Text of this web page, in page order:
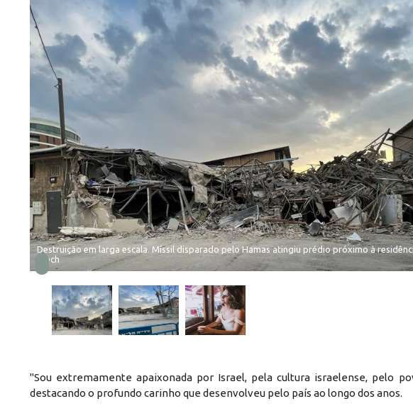
Destruição em larga escala. Míssil disparado pelo Hamas atingiu prédio próximo à
erech
"Sou extremamente apaixonada por Israel, pela cultura israelense, pelo
destacando o profundo carinho que desenvolveu pelo país ao longo dos anos.